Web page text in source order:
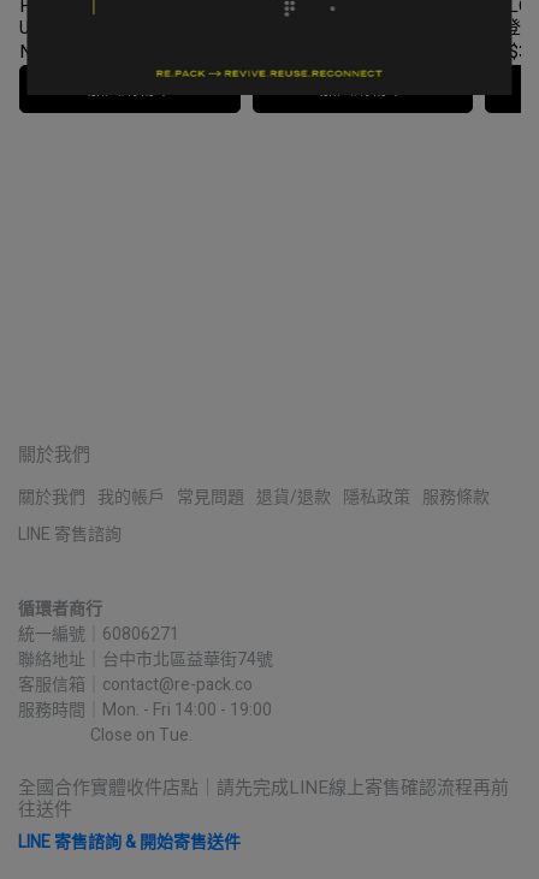
HOKA Kaha 3 GTX Mid
US8.5 / 26.5cm 燕麥奶色
NT$4,950
DECATHLON QUECHUA
軍綠 #2728632
筒登
關於我們
關於我們 我的帳戶 常見問題 退貨/退款 隱私政策 服務條款
LINE 寄售諮詢
循環者商行
統一編號｜60806271
聯絡地址｜台中市北區益華街74號
客服信箱｜contact@re-pack.co
服務時間｜Mon. - Fri 14:00 - 19:00
Close on Tue.
全國合作實體收件店點｜請先完成LINE線上寄售確認流程再前
往送件
LINE 寄售諮詢 & 開始寄售送件